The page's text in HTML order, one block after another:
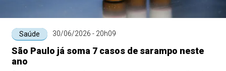
Saúde 30/06/2026 - 20h09
São Paulo já soma 7 casos de sarampo neste
ano